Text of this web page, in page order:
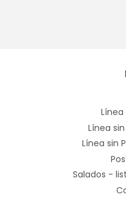
Línea
Línea sin
Salados -